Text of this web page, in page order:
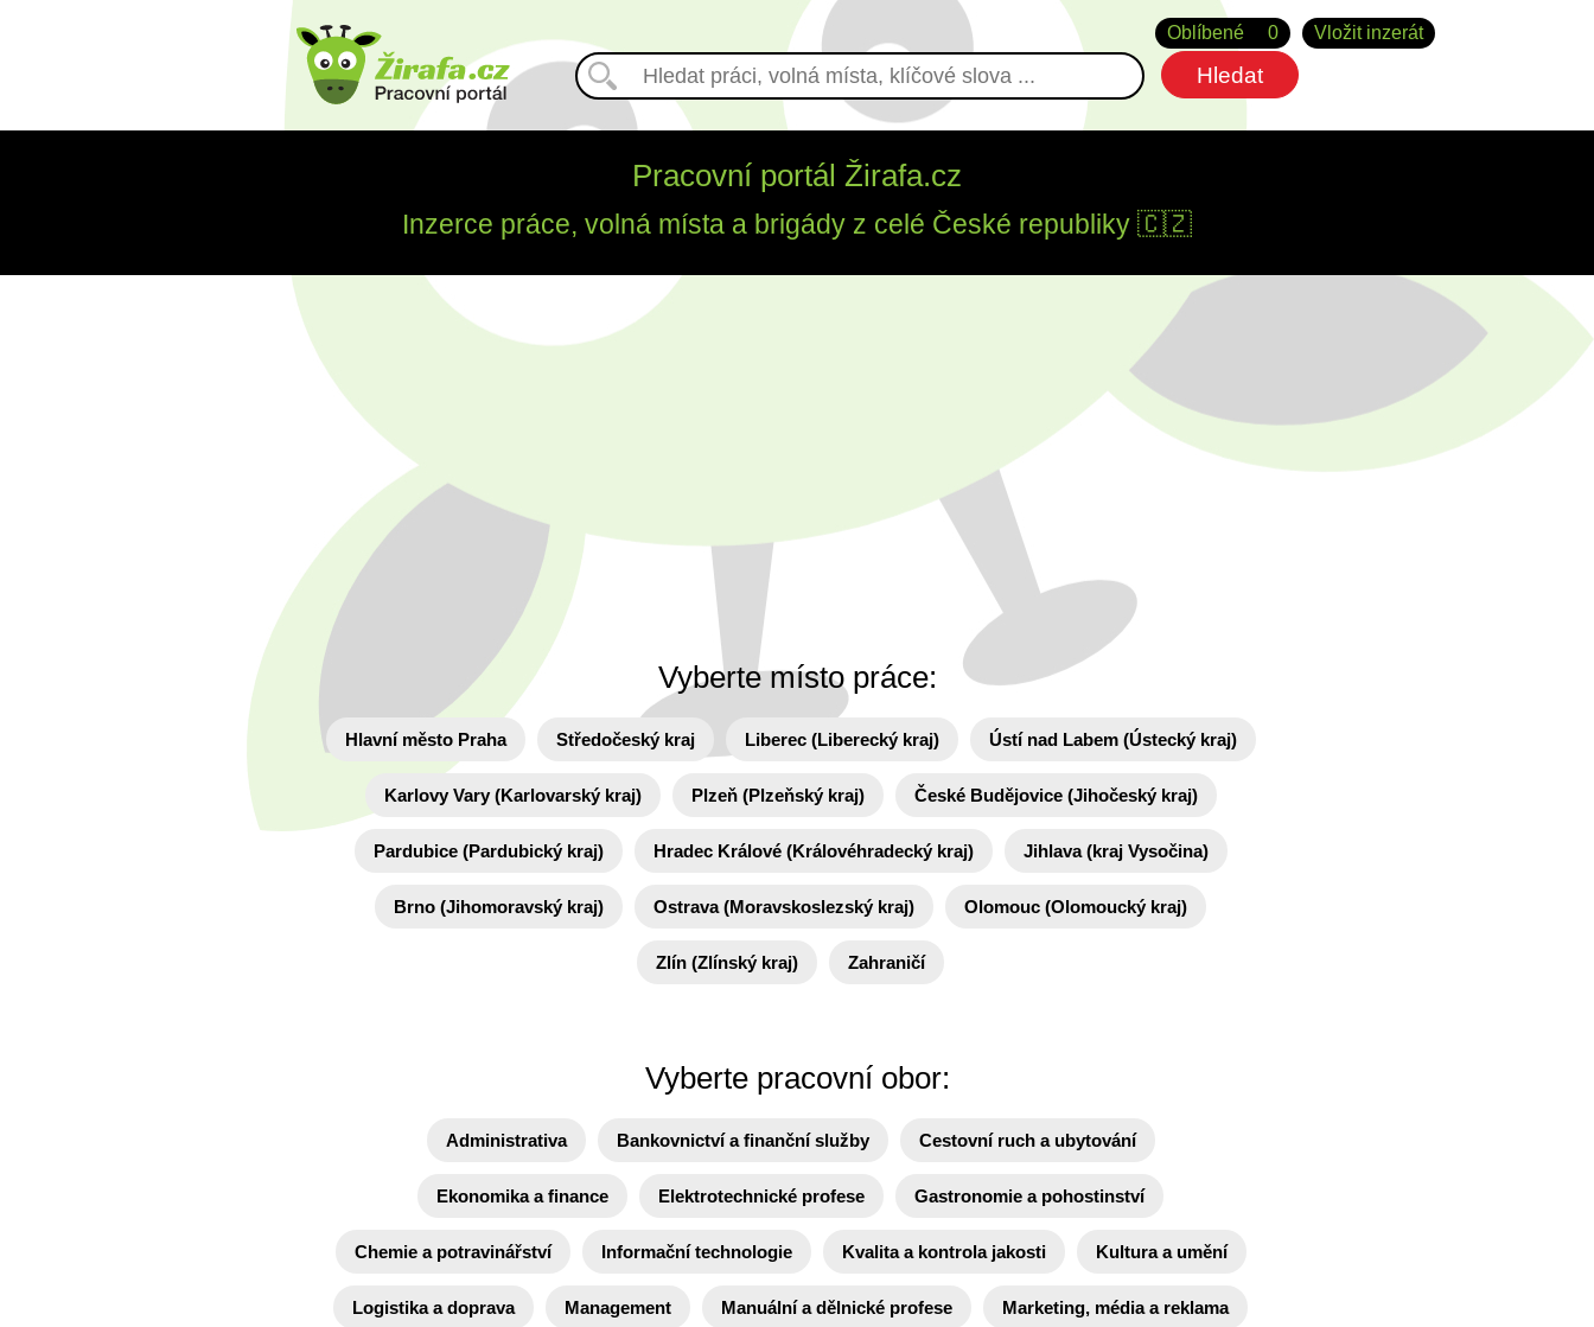
Vložit inzerát
Oblíbené 0
Pracovní portál Žirafa.cz
Inzerce práce, volná místa a brigády z celé České republiky 🇨🇿
Vyberte místo práce:
Hlavní město Praha Středočeský kraj Liberec (Liberecký kraj) Ústí nad Labem (Ústecký kraj)
Karlovy Vary (Karlovarský kraj) Plzeň (Plzeňský kraj) České Budějovice (Jihočeský kraj)
Pardubice (Pardubický kraj) Hradec Králové (Královéhradecký kraj) Jihlava (kraj Vysočina)
Brno (Jihomoravský kraj) Ostrava (Moravskoslezský kraj) Olomouc (Olomoucký kraj)
Zlín (Zlínský kraj) Zahraničí
Vyberte pracovní obor:
Administrativa Bankovnictví a finanční služby Cestovní ruch a ubytování
Ekonomika a finance Elektrotechnické profese Gastronomie a pohostinství
Chemie a potravinářství Informační technologie Kvalita a kontrola jakosti Kultura a umění
Logistika a doprava Management Manuální a dělnické profese Marketing, média a reklama